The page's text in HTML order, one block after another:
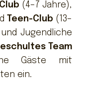
(4–7 Jahre),
Teen-Club (13–
Jugendliche
Team
Gäste mit
ein.